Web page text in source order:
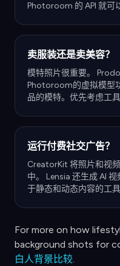
Photoroom 的 API 就可
卖服装还是卖美容？
模特照片很重要。
Photoroom的虚拟模型
品的模特。优先考虑工
运行付费社交广告？
CreatorKit 将照片和视
中。 Lensia 还生成 AI
于静态和动态内容的工具
For more on how
background shots for
白人背景比较.